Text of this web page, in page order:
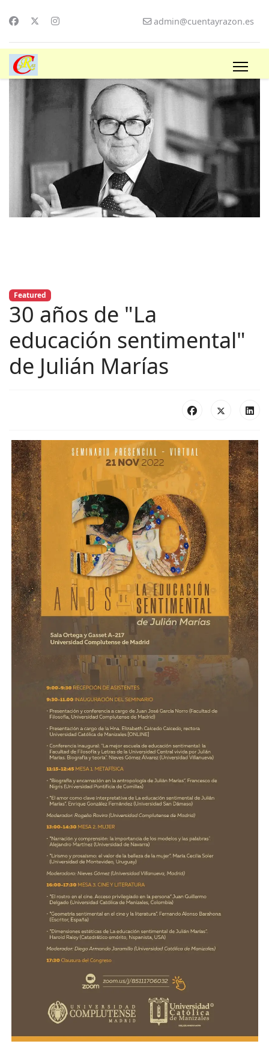
admin@cuentayrazon.es
Featured
30 años de "La
educación sentimental"
de Julián Marías